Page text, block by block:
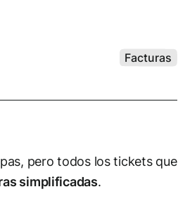
Facturas
pero todos los tickets que
simplificadas.